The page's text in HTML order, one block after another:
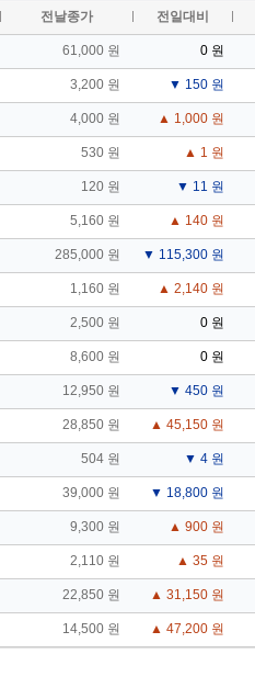
전날종가 전일대비
61,000 원 0 원
3,200 원 ▼ 150 원
4,000 원 ▲ 1,000 원
530 원 ▲ 1 원
120 원 ▼ 11 원
5,160 원 ▲ 140 원
285,000 원 ▼ 115,300 원
1,160 원 ▲ 2,140 원
2,500 원 0 원
8,600 원 0 원
12,950 원 ▼ 450 원
28,850 원 ▲ 45,150 원
504 원 ▼ 4 원
39,000 원 ▼ 18,800 원
9,300 원 ▲ 900 원
2,110 원 ▲ 35 원
22,850 원 ▲ 31,150 원
14,500 원 ▲ 47,200 원